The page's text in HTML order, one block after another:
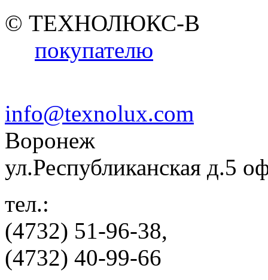
© ТЕХНОЛЮКС-В
покупателю
info@texnolux.com
Воронеж
ул.Республиканская д.5
тел.:
(4732) 51-96-38,
(4732) 40-99-66